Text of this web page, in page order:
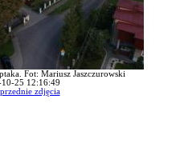
Fot: Mariusz Jaszczurowski
25 12:16:49
zdjęcia